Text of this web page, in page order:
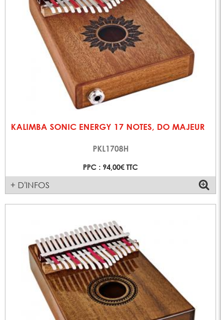
KALIMBA SONIC ENERGY 17 NOTES, DO MAJEUR
PKL1708H
PPC : 94,00€ TTC
+ D'INFOS